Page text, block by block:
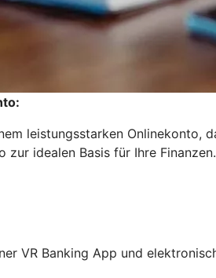
leistungsstarken Onlinekonto,
idealen Basis für Ihre Finanzen.
VR Banking App und